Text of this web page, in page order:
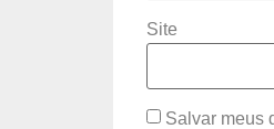
Site
Salvar meus